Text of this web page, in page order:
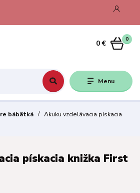
Menu
0
0 €
bábätká
Akuku vzdelávacia pískacia
pískacia knižka First